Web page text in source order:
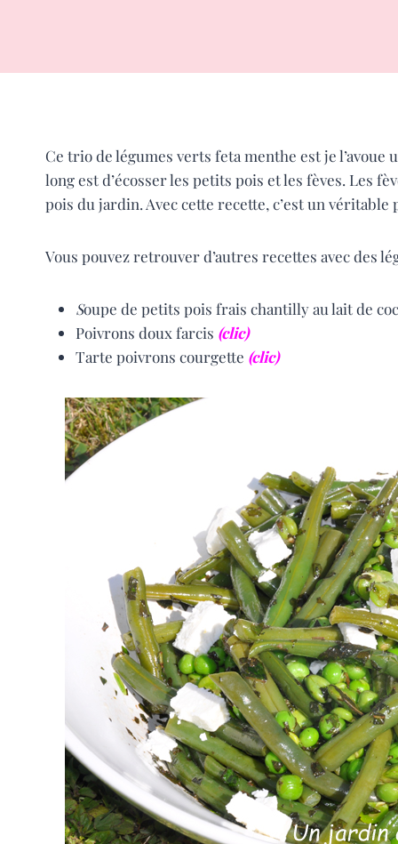
Ce trio de légumes verts feta menthe est je
long est d’écosser les petits pois et les fèves. Les
pois du jardin. Avec cette recette, c’est un
Vous pouvez retrouver d’autres recettes avec des
Soupe de petits pois frais chantilly au lait de
Poivrons doux farcis (clic)
Tarte poivrons courgette (clic)